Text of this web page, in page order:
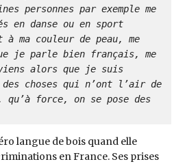
personnes par exemple me
en danse ou en sport
ma couleur de peau, me
je parle bien français, me
viens alors que je suis
des choses qui n’ont l’air de
force, on se pose des
langue de bois quand elle
en France. Ses prises